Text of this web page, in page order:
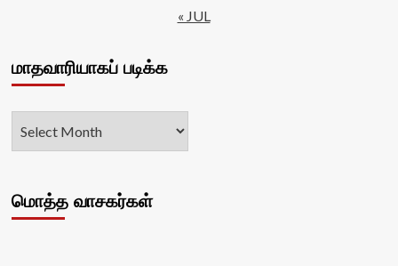
« JUL
மாதவாரியாகப் படிக்க
மொத்த வாசகர்கள்